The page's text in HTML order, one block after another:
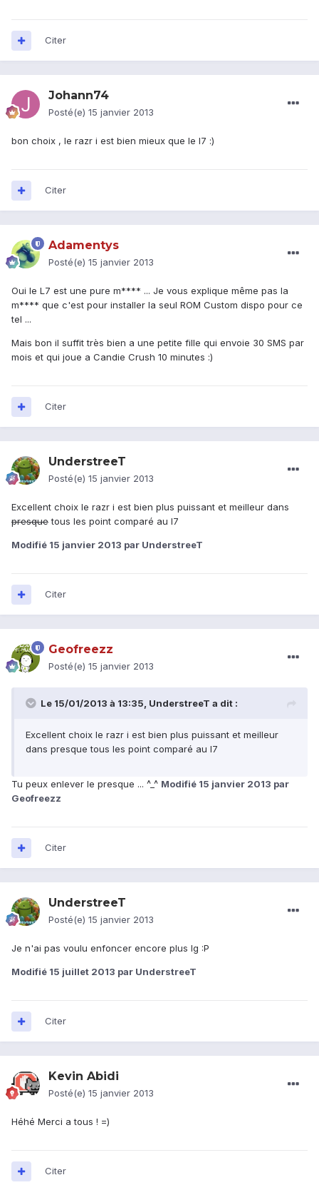
Citer
Johann74
Posté(e) 15 janvier 2013
bon choix , le razr i est bien mieux que le l7 :)
Citer
Adamentys
Posté(e) 15 janvier 2013
Oui le L7 est une pure m**** ... Je vous explique même pas la
m**** que c'est pour installer la seul ROM Custom dispo pour ce
tel ...
Mais bon il suffit très bien a une petite fille qui envoie 30 SMS par
mois et qui joue a Candie Crush 10 minutes :)
Citer
UnderstreeT
Posté(e) 15 janvier 2013
Excellent choix le razr i est bien plus puissant et meilleur dans
presquetous les point comparé au l7
Modifié 15 janvier 2013 par UnderstreeT
Citer
Geofreezz
Posté(e) 15 janvier 2013
Le 15/01/2013 à 13:35, UnderstreeT a dit :
Excellent choix le razr i est bien plus puissant et meilleur
dans presque tous les point comparé au l7
Tu peux enlever le presque ... ^_^ Modifié 15 janvier 2013 par
Geofreezz
Citer
UnderstreeT
Posté(e) 15 janvier 2013
Je n'ai pas voulu enfoncer encore plus lg :P
Modifié 15 juillet 2013 par UnderstreeT
Citer
Kevin Abidi
Posté(e) 15 janvier 2013
Héhé Merci a tous ! =)
Citer